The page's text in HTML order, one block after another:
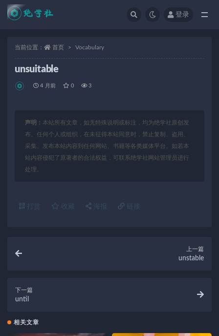
登录
当前位置： 首页 Vocabulary
unsuitable
4 月前 0 3
声明： 本站所有文章，如无特殊说明或标注，均为绝学社原创发
布。任何个人或组织，在未征得本站同意时，禁止复制、盗用、
采集、发布本站内容到任何网站、书籍等各类媒体平台。如若本
站内容侵犯了原著者的合法权益，可联系绝学社网站管理员进行
处理。
打赏 收藏 海报 链接
上一篇
unstable
下一篇
until
相关文章